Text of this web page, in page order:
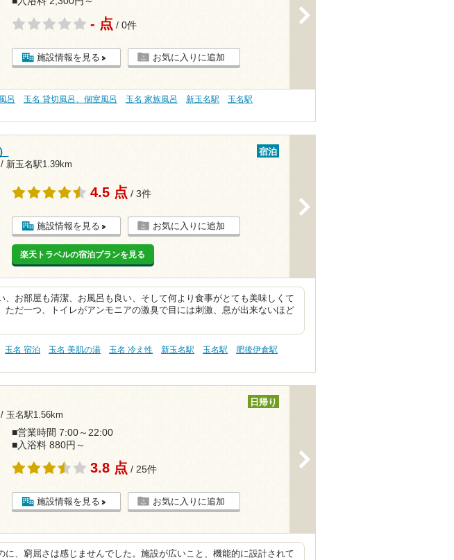
- 点 / 0件
施設情報を見る お気に入りに追加
呂 玉名 貸切風呂、個室風呂 玉名 家族風呂 新玉名駅
玉名駅
/ 新玉名駅1.39km
宿泊
4.5 点 / 3件
施設情報を見る お気に入りに追加
楽天トラベルの宿泊プランを見る
、お部屋も清潔、お風呂も良い、そして何より食事がとても美味しくて
ただ一つ、トイレがアンモニアの激臭で目には刺激、息が出来ないほど
玉名 宿泊 玉名 美肌の湯 玉名 冷え性 新玉名駅 玉名駅
肥後伊倉駅
/ 玉名駅1.56km
日帰り
■営業時間 7:00～22:00
■入浴料 880円～
3.8 点 / 25件
施設情報を見る お気に入りに追加
に、窮屈さは感じませんでした。施設が広いこと、機能的に設計されて